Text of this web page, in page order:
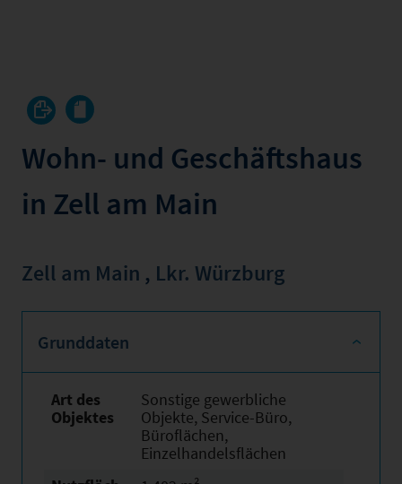
Wohn- und Geschäftshaus
in Zell am Main
Zell am Main , Lkr. Würzburg
Grunddaten
Art des
Objektes
Sonstige gewerbliche
Objekte, Service-Büro,
Büroflächen,
Einzelhandelsflächen